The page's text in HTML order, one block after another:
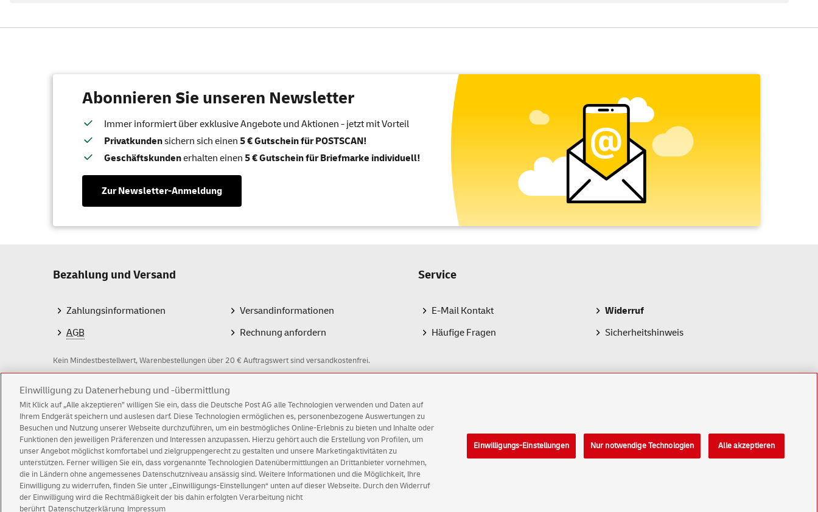
Abonnieren Sie unseren Newsletter
Immer informiert über exklusive Angebote und Aktionen - jetzt mit Vorteil
Privatkundensichern sich einen 5 € Gutschein für POSTSCAN!
Geschäftskundenerhalten einen 5 € Gutschein für Briefmarke individuell!
Zur Newsletter-Anmeldung
Bezahlung und Versand
Zahlungsinformationen
AGB
Versandinformationen
Rechnung anfordern
Service
E-Mail Kontakt
Häufige Fragen
Widerruf
Sicherheitshinweis
Kein Mindestbestellwert, Warenbestellungen über 20 € Auftragswert sind versandkostenfrei.
Z
a
h
l
m
e
© Thu Aug 06 09:49:50 CEST 2026 Deutsche Post AG
Impressum
Datenschutz Einwilligungs-Einstellungen Rechtliche Hinweise
Barrierefreiheit
Einwilligung zu Datenerhebung und -übermittlung
Mit Klick auf „Alle akzeptieren” willigen Sie ein, dass die Deutsche Post AG alle Technologien verwenden und Daten auf
Ihrem Endgerät speichern und auslesen darf. Diese Technologien ermöglichen es, personenbezogene Auswertungen zu
Besuchen und Nutzung unserer Webseite durchzuführen, um ein bestmögliches Online-Erlebnis zu bieten und Inhalte oder
Funktionen den jeweiligen Präferenzen und Interessen anzupassen. Hierzu gehört auch die Erstellung von Profilen, um
unser Angebot möglichst komfortabel und zielgruppengerecht zu gestalten und unsere Marketingaktivitäten zu
unterstützen. Ferner willigen Sie ein, dass vorgenannte Technologien Datenübermittlungen an Drittanbieter vornehmen,
die in Ländern ohne angemessenes Datenschutzniveau ansässig sind. Weitere Informationen und die Möglichkeit, Ihre
Einwilligung zu widerrufen, finden Sie unter „Einwilligungs-Einstellungen“ unten auf dieser Webseite. Durch den Widerruf
der Einwilligung wird die Rechtmäßigkeit der bis dahin erfolgten Verarbeitung nicht
berührt Datenschutzerklärung Impressum
Einwilligungs-Einstellungen Nur notwendige Technologien Alle akzeptieren